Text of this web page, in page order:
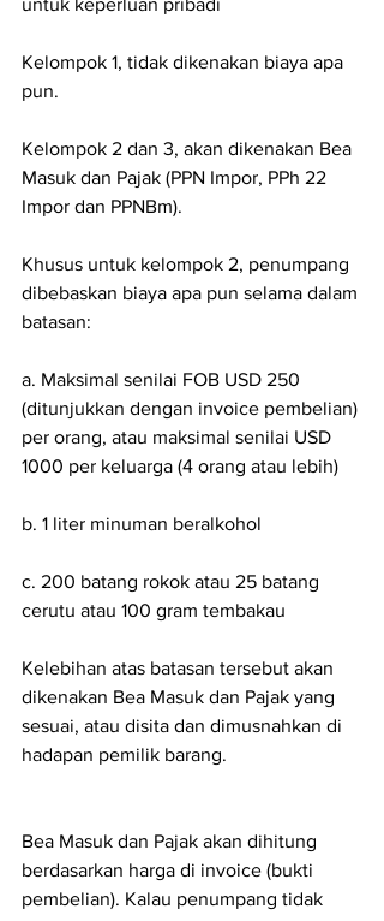
untuk keperluan pribadi
Kelompok 1, tidak dikenakan biaya apa
pun.
Kelompok 2 dan 3, akan dikenakan Bea
Masuk dan Pajak (PPN Impor, PPh 22
Impor dan PPNBm).
Khusus untuk kelompok 2, penumpang
dibebaskan biaya apa pun selama dalam
batasan:
a. Maksimal senilai FOB USD 250
(ditunjukkan dengan invoice pembelian)
per orang, atau maksimal senilai USD
1000 per keluarga (4 orang atau lebih)
b. 1 liter minuman beralkohol
c. 200 batang rokok atau 25 batang
cerutu atau 100 gram tembakau
Kelebihan atas batasan tersebut akan
dikenakan Bea Masuk dan Pajak yang
sesuai, atau disita dan dimusnahkan di
hadapan pemilik barang.
Bea Masuk dan Pajak akan dihitung
berdasarkan harga di invoice (bukti
pembelian). Kalau penumpang tidak